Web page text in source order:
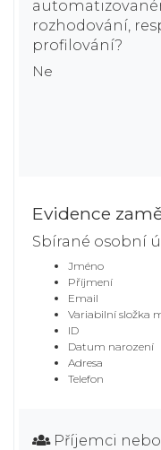
rozhodování,
profilování?
Ne
Evidence
Sbírané osobní
Jméno
Příjmení
Email
Variabilní složka
ID
Datum narození
Adresa
Telefon
Příjemci nebo